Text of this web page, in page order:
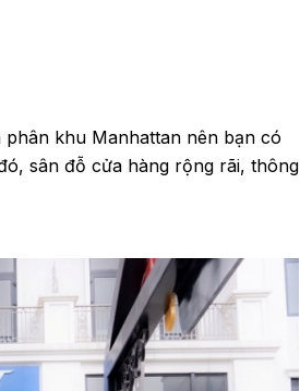
phân khu Manhattan nên bạn có
sân đỗ cửa hàng rộng rãi, thông